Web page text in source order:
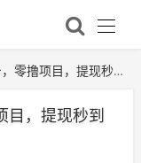
撸项目，提现秒到微信
目，提现秒到